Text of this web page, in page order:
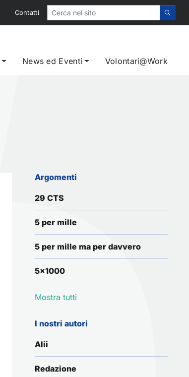
Contatti
News ed Eventi Volontari@Work
Argomenti
29 CTS
5 per mille
5 per mille ma per davvero
5x1000
Mostra tutti
I nostri autori
Alii
Redazione